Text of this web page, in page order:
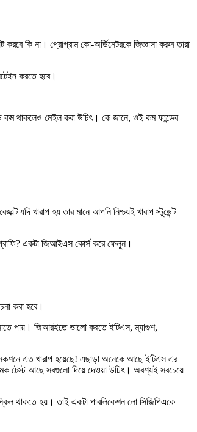
কি না। প্রোগ্রাম কো-অর্ডিনেটরকে জিজ্ঞাসা করুন তারা
করতে হবে।
কম থাকলেও মেইল করা উচিৎ। কে জানে, ওই কম ফান্ডের
যদি খারাপ হয় তার মানে আপনি নিশ্চয়ই খারাপ স্টুডেন্ট
একটা জিআইএস কোর্স করে ফেলুন।
করা হবে।
পায়। জিআরইতে ভালো করতে ইটিএস, ম্যাগুশ,
এত খারাপ হয়েছে! এছাড়া অনেকে আছে ইটিএস এর
মক টেস্ট আছে সবগুলো দিয়ে দেওয়া উচিৎ। অবশ্যই সবচেয়ে
থাকতে হয়। তাই একটা পাবলিকেশন লো সিজিপিএকে